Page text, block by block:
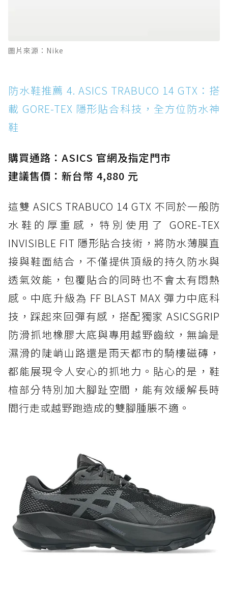
圖片來源：Nike
防水鞋推薦 4. ASICS TRABUCO 14 GTX：搭
載 GORE-TEX 隱形貼合科技，全方位防水神
鞋
購買通路：ASICS 官網及指定門市
建議售價：新台幣 4,880 元
這雙 ASICS TRABUCO 14 GTX 不同於一般防
水鞋的厚重感，特別使用了 GORE-TEX
INVISIBLE FIT 隱形貼合技術，將防水薄膜直
接與鞋面結合，不僅提供頂級的持久防水與
透氣效能，包覆貼合的同時也不會太有悶熱
感。中底升級為 FF BLAST MAX 彈力中底科
技，踩起來回彈有感，搭配獨家 ASICSGRIP
防滑抓地橡膠大底與專用越野齒紋，無論是
濕滑的陡峭山路還是雨天都市的騎樓磁磚，
都能展現令人安心的抓地力。貼心的是，鞋
楦部分特別加大腳趾空間，能有效緩解長時
間行走或越野跑造成的雙腳腫脹不適。